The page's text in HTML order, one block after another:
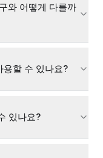
와 어떻게 다를까
용할 수 있나요?
있나요?